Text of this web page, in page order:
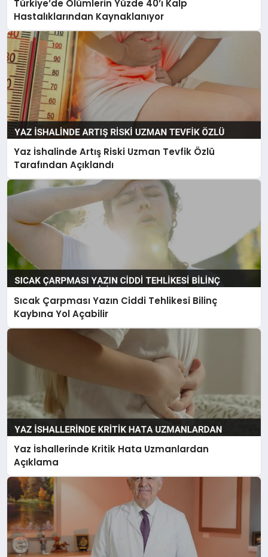
Türkiye’de Ölümlerin Yüzde 40’ı Kalp
Hastalıklarından Kaynaklanıyor
Yaz İshalinde Artış Riski Uzman Tevfik Özlü
Tarafından Açıklandı
Sıcak Çarpması Yazın Ciddi Tehlikesi Bilinç
Kaybına Yol Açabilir
Yaz İshallerinde Kritik Hata Uzmanlardan
Açıklama